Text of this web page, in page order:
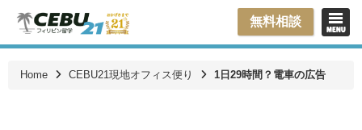
無料相談
Home CEBU21現地オフィス便り 1日29時間？電車の広告